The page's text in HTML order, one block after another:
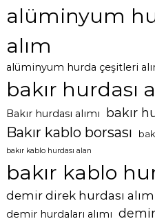
alüminyum
alım
alüminyum hurda çeşitleri
bakır hurdası
Bakır hurdası alımı bakır
Bakır kablo borsası
bakır kablo hurdası alan
bakır kablo
demir direk hurdası
demir hurdaları alımı